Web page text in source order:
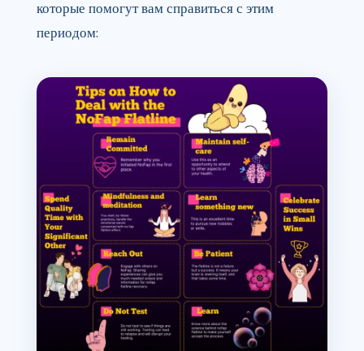
которые помогут вам справиться с этим
периодом: